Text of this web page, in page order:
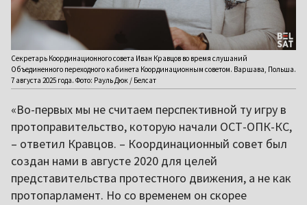
Секретарь Координационного совета Иван Кравцов во время слушаний
Объединенного переходного кабинета Координационным советом. Варшава, Польша.
7 августа 2025 года. Фото: Рауль Дюк / Белсат
«Во-первых мы не считаем перспективной ту игру в
протоправительство, которую начали ОСТ-ОПК-КС,
– ответил Кравцов. – Координационный совет был
создан нами в августе 2020 для целей
представительства протестного движения, а не как
протопарламент. Но со временем он скорее